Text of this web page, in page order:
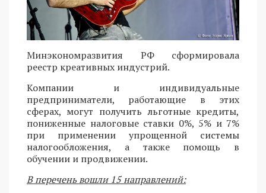
Минэкономразвития РФ сформировала
реестр креативных индустрий.
Компании и индивидуальные
предприниматели, работающие в этих
сферах, могут получить льготные кредиты,
пониженные налоговые ставки 0%, 5% и 7%
при применении упрощенной системы
налогообложения, а также помощь в
обучении и продвижении.
В перечень вошли 15 направлений: